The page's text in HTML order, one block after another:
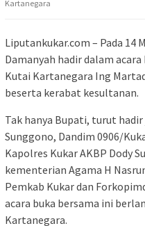
Kartanegara
Liputankukar.com – Pada 14
Damanyah hadir dalam
Kutai Kartanegara Ing
beserta kerabat kesultanan.
Tak hanya Bupati, turut hadir
Sunggono, Dandim 0906/
Kapolres Kukar AKBP Dody
kementerian Agama H
Pemkab Kukar dan
acara buka bersama ini
Kartanegara.